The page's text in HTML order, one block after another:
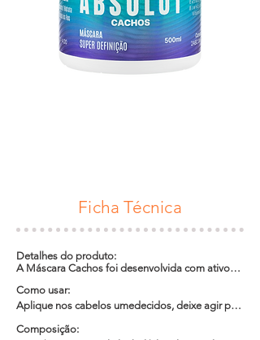
Ficha Técnica
Detalhes do produto:
A Máscara Cachos foi desenvolvida com ativos
dos cabelos. Fortalece, promove nutrição e
restaura a elasticidade dos fios.
Como usar:
Aplique nos cabelos umedecidos, deixe agir por
minutos para tratamentos profundos. Enxágue e
Composição: